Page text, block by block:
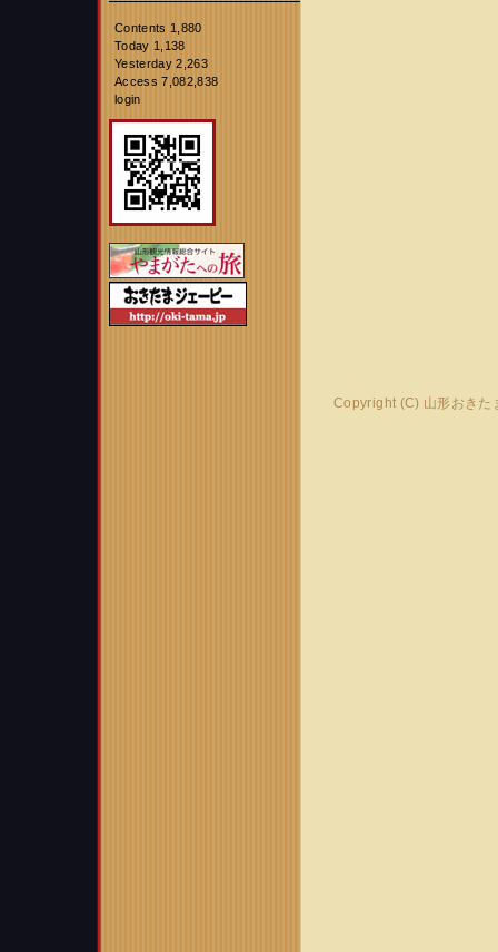
Contents 1,880
Today 1,138
Yesterday 2,263
Access 7,082,838
login
Copyright (C) 山形おき